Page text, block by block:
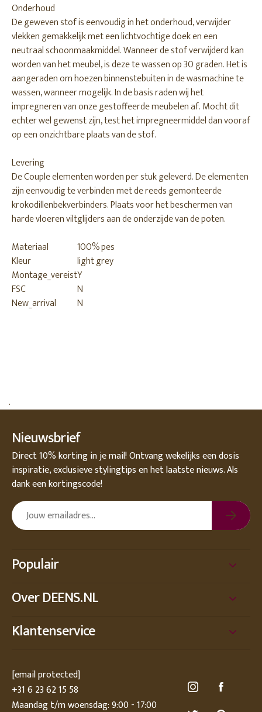
Onderhoud
De geweven stof is eenvoudig in het onderhoud, verwijder
vlekken gemakkelijk met een lichtvochtige doek en een
neutraal schoonmaakmiddel. Wanneer de stof verwijderd kan
worden van het meubel, is deze te wassen op 30 graden. Het is
aangeraden om hoezen binnenstebuiten in de wasmachine te
wassen, wanneer mogelijk. In de basis raden wij het
impregneren van onze gestoffeerde meubelen af. Mocht dit
echter wel gewenst zijn, test het impregneermiddel dan vooraf
op een onzichtbare plaats van de stof.
Levering
De Couple elementen worden per stuk geleverd. De elementen
zijn eenvoudig te verbinden met de reeds gemonteerde
krokodillenbekverbinders. Plaats voor het beschermen van
harde vloeren viltglijders aan de onderzijde van de poten.
Materiaal
100% pes
Kleur
light grey
Montage_vereistY
FSC
N
New_arrival
N
.
Nieuwsbrief
Direct 10% korting in je mail! Ontvang wekelijks een dosis
inspiratie, exclusieve stylingtips en het laatste nieuws. Als
dank een kortingscode!
Populair
Over DEENS.NL
Klantenservice
[email protected]
+31 6 23 62 15 58
Maandag t/m woensdag: 9:00 - 17:00